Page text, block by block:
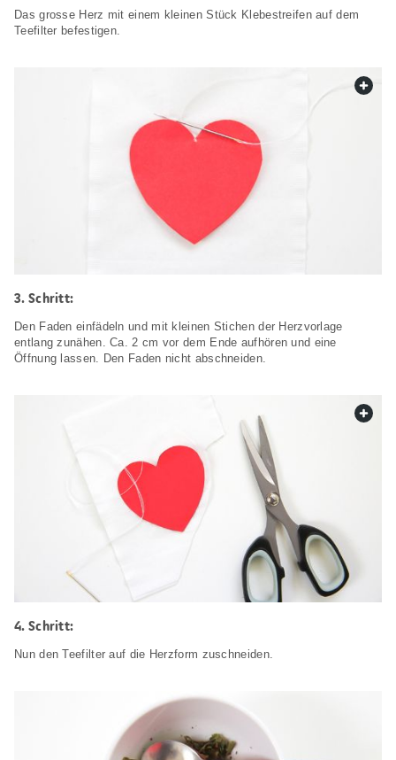
Das grosse Herz mit einem kleinen Stück Klebestreifen auf dem
Teefilter befestigen.
Schritt:
Den Faden einfädeln und mit kleinen Stichen der Herzvorlage
entlang zunähen. Ca. 2 cm vor dem Ende aufhören und eine
Öffnung lassen. Den Faden nicht abschneiden.
Schritt:
Nun den Teefilter auf die Herzform zuschneiden.